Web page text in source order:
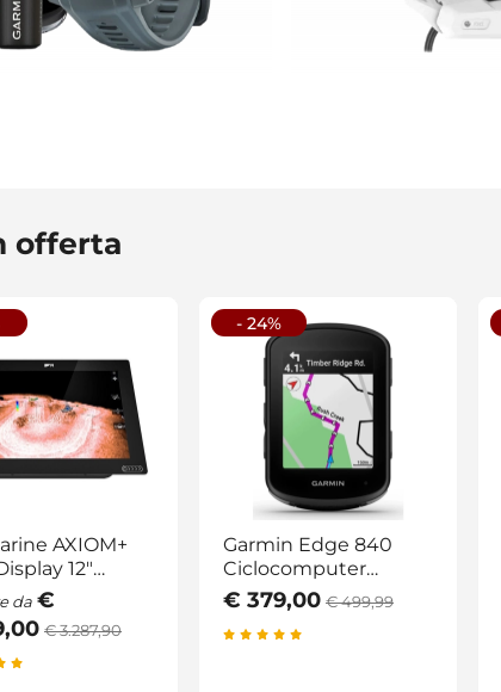
offerta
AXIOM+
12"
da €
€ 3.287,90
- 24%
Garmin Edge 840
Ciclocomputer
Touchscreen
€ 379,00 € 499,99